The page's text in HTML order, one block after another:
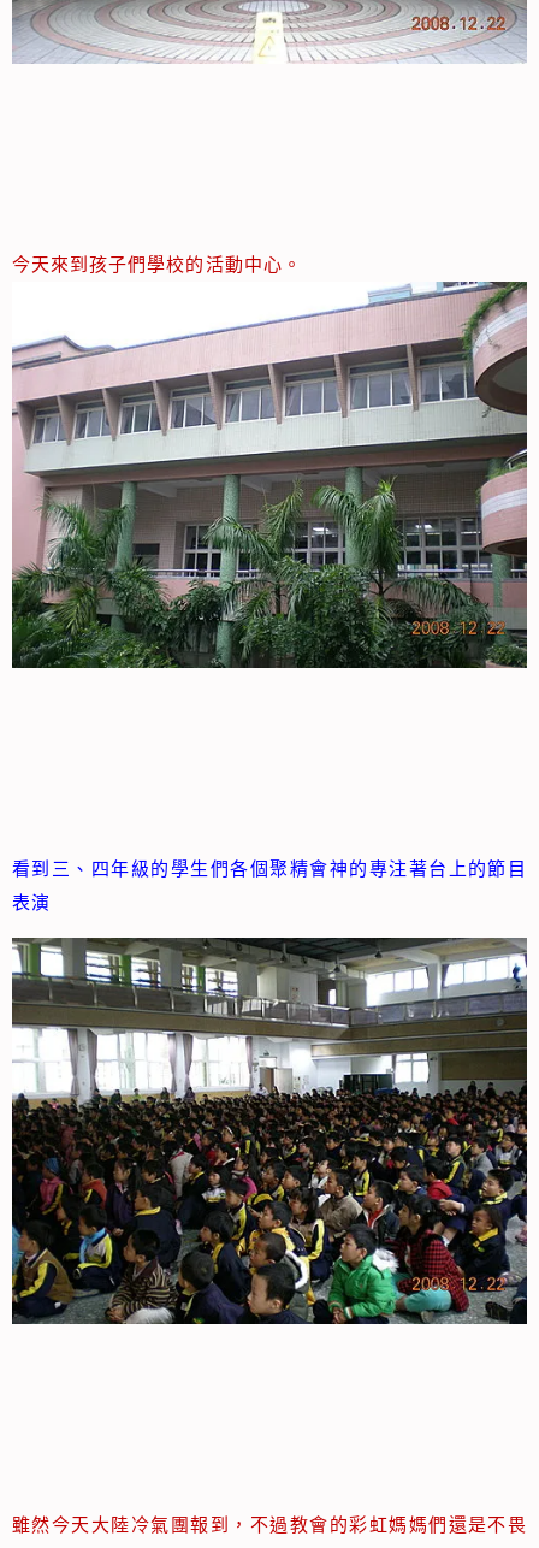
今天來到孩子們學校的活動中心。
看到三、四年級的學生們各個聚精會神的專注著台上的節目
表演
雖然今天大陸冷氣團報到，不過教會的彩虹媽媽們還是不畏